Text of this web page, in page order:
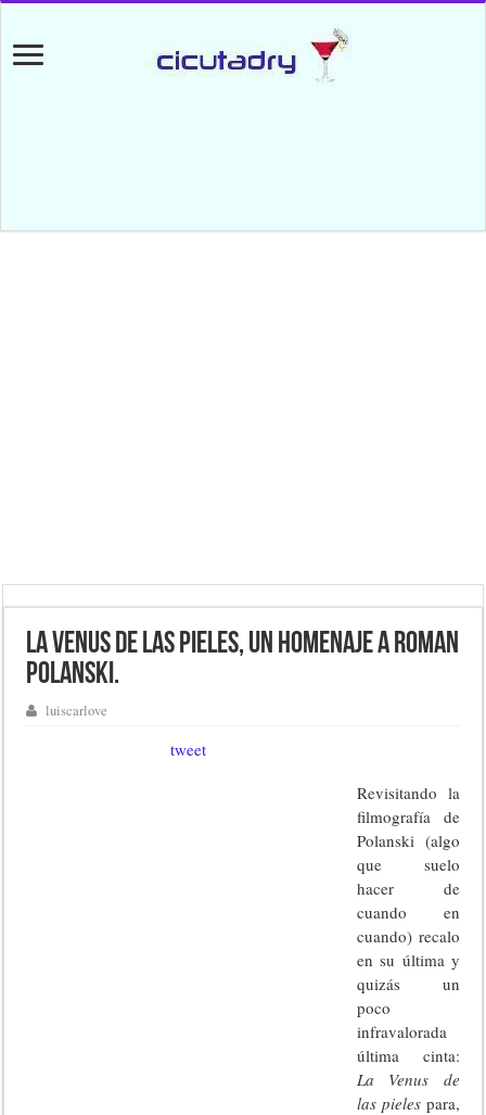
La Venus de las pieles, un homenaje a Roman
Polanski.
luiscarlove
tweet
Revisitando la
filmografía de
Polanski (algo
que suelo
hacer de
cuando en
cuando) recalo
en su última y
quizás un
poco
infravalorada
última cinta:
La Venus de
las pieles para,